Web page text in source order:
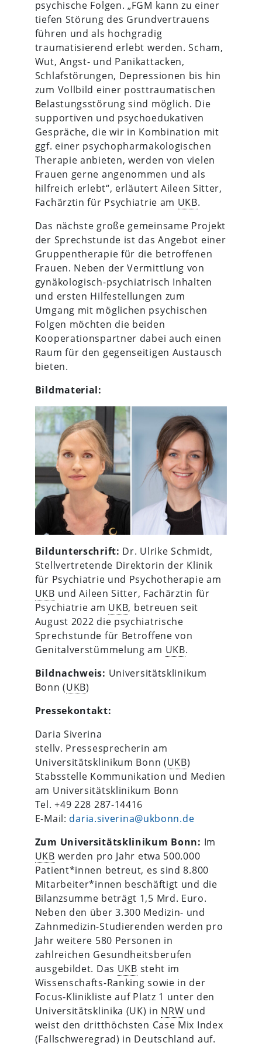
psychische Folgen. „FGM kann zu einer
tiefen Störung des Grundvertrauens
führen und als hochgradig
traumatisierend erlebt werden. Scham,
Wut, Angst- und Panikattacken,
Schlafstörungen, Depressionen bis hin
zum Vollbild einer posttraumatischen
Belastungsstörung sind möglich. Die
supportiven und psychoedukativen
Gespräche, die wir in Kombination mit
ggf. einer psychopharmakologischen
Therapie anbieten, werden von vielen
Frauen gerne angenommen und als
hilfreich erlebt“, erläutert Aileen Sitter,
Fachärztin für Psychiatrie am UKB.
Das nächste große gemeinsame Projekt
der Sprechstunde ist das Angebot einer
Gruppentherapie für die betroffenen
Frauen. Neben der Vermittlung von
gynäkologisch-psychiatrisch Inhalten
und ersten Hilfestellungen zum
Umgang mit möglichen psychischen
Folgen möchten die beiden
Kooperationspartner dabei auch einen
Raum für den gegenseitigen Austausch
bieten.
Bildmaterial:
Bildunterschrift: Dr. Ulrike Schmidt,
Stellvertretende Direktorin der Klinik
für Psychiatrie und Psychotherapie am
UKB und Aileen Sitter, Fachärztin für
Psychiatrie am UKB, betreuen seit
August 2022 die psychiatrische
Sprechstunde für Betroffene von
Genitalverstümmelung am UKB.
Bildnachweis: Universitätsklinikum
Bonn (UKB)
Pressekontakt:
Daria Siverina
stellv. Pressesprecherin am
Universitätsklinikum Bonn (UKB)
Stabsstelle Kommunikation und Medien
am Universitätsklinikum Bonn
Tel. +49 228 287-14416
E-Mail: daria.siverina@ukbonn.de
Zum Universitätsklinikum Bonn: Im
UKB werden pro Jahr etwa 500.000
Patient*innen betreut, es sind 8.800
Mitarbeiter*innen beschäftigt und die
Bilanzsumme beträgt 1,5 Mrd. Euro.
Neben den über 3.300 Medizin- und
Zahnmedizin-Studierenden werden pro
Jahr weitere 580 Personen in
zahlreichen Gesundheitsberufen
ausgebildet. Das UKB steht im
Wissenschafts-Ranking sowie in der
Focus-Klinikliste auf Platz 1 unter den
Universitätsklinika (UK) in NRW und
weist den dritthöchsten Case Mix Index
(Fallschweregrad) in Deutschland auf.